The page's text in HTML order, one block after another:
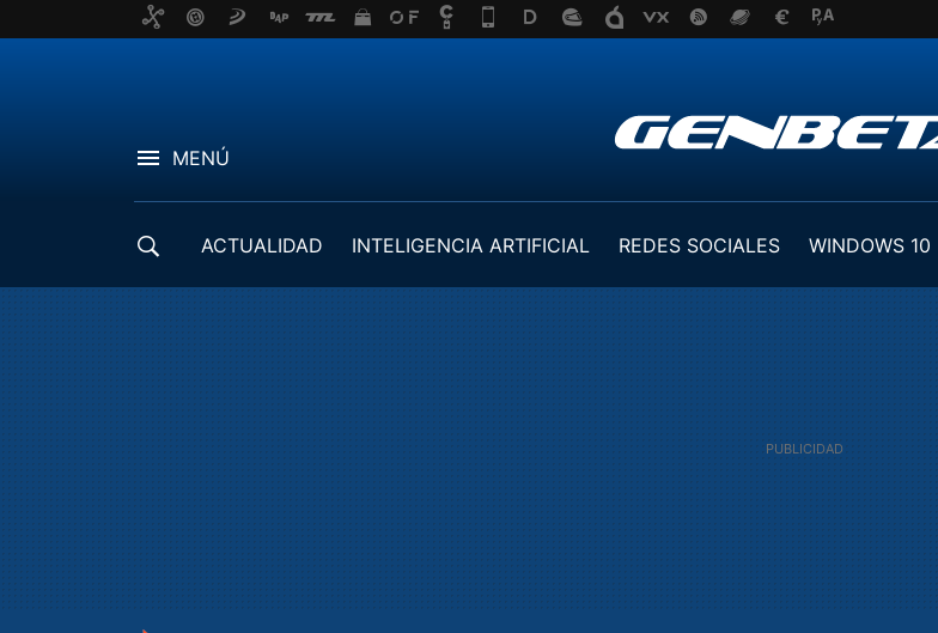
MENÚ
ACTUALIDAD INTELIGENCIA ARTIFICIAL REDES SOCIALES WINDOWS 10